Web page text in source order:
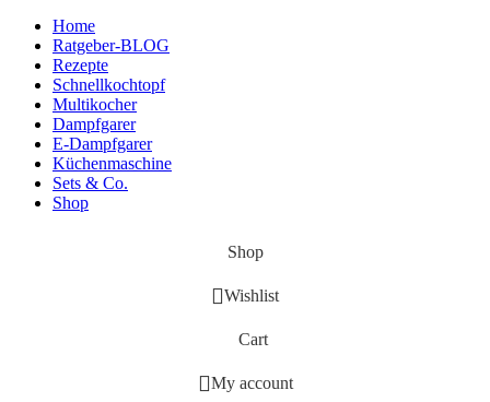
Home
Ratgeber-BLOG
Rezepte
Schnellkochtopf
Multikocher
Dampfgarer
E-Dampfgarer
Küchenmaschine
Sets & Co.
Shop
Shop
Wishlist
Cart
My account